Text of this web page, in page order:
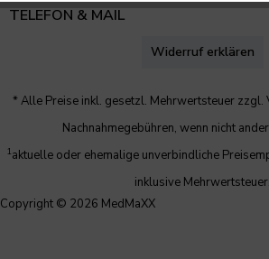
TELEFON & MAIL
Widerruf erklären
* Alle Preise inkl. gesetzl. Mehrwertsteuer zzgl.
Nachnahmegebühren, wenn nicht
1aktuelle oder ehemalige unverbindliche
inklusive Mehrwertsteuer.
Copyright © 2026 MedMaXX